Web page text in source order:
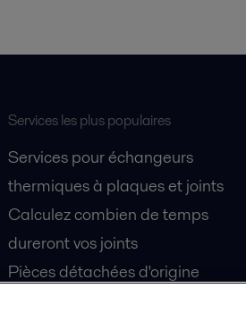
Services les plus populaires
Services pour échangeurs
thermiques à plaques et joints
Calculez combien de temps
dureront vos joints
Pièces détachées d'origine